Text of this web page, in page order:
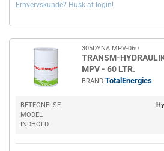
Erhvervskunde? Husk at login!
305DYNA.MPV-060
TRANSM-
MPV - 60 LTR.
BRAND TotalEnergies
BETEGNELSE
MODEL
INDHOLD